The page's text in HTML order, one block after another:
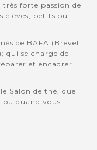
forte passion de
élèves, petits ou
de BAFA (Brevet
qui se charge de
et encadrer
Salon de thé, que
ou quand vous